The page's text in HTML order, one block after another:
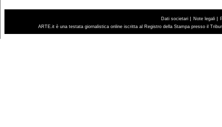
Dati societari | Note legali |
ARTE.it è una testata giornalistica online iscritta al Registro della Stampa presso il